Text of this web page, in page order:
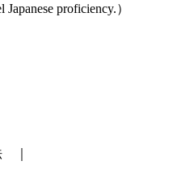
Japanese proficiency.）
｜